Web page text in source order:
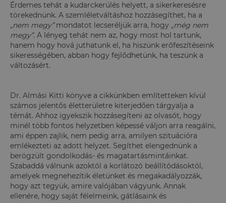
Érdemes tehát a kudarckerülés helyett, a sikerkeresésre
törekednünk. A szemléletváltáshoz hozzásegíthet, ha a
„nem megy”mondatot lecseréljük arra, hogy „még nem
megy”. A lényeg tehát nem az, hogy most hol tartunk,
hanem hogy hová juthatunk el, ha hiszünk erőfeszítéseink
sikerességében, abban hogy fejlődhetünk, ha teszünk a
változásért.
Dr. Almási Kitti könyve a cikkünkben említetteken kívül
számos jelentős életterületre kiterjedően tárgyalja a
témát. Ahhoz igyekszik hozzásegíteni az olvasót, hogy
minél több fontos helyzetben képessé váljon arra reagálni,
ami éppen zajlik, nem pedig arra, amilyen szituációra
emlékezteti az adott helyzet. Segíthet elengednünk a
berögzült gondolkodás- és magatartásmintáinkat.
Szabaddá válnunk azoktól a korlátozó beállítódásoktól,
amelyek megnehezítik életünket és megakadályozzák,
hogy azt tegyük, amire valójában vágyunk. Annak
ellenére, hogy saját félelmeink, gátlásaink és